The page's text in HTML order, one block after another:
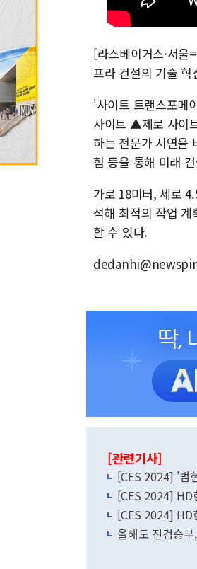
[라스베이거스·서
프라 건설의 기술 혁
'사이트 트랜스포
사이트 ▲제로 사이
하는 전문가 시연을
험 등을 통해 미래
가로 18미터, 세로
석해 최적의 작업
할 수 있다.
[관련기사]
[CES 2024] '범
[CES 2024] HD
[CES 2024] HD
올해도 진검승